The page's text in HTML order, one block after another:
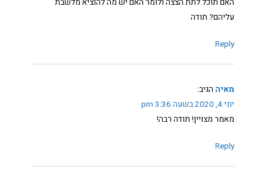
האם תוכל לתת הצצה ולומר האם יש מה להוציא מלשבת
עליהם? תודה
Reply
מאיה הגיב:
יוני 4, 2020 בשעה 3:36 pm
מאמר מצויין! תודה רבה!
Reply